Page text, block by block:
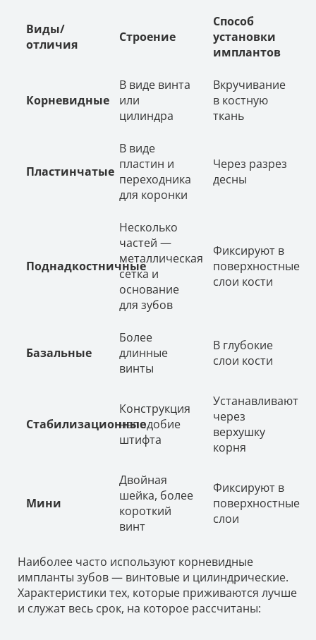
Виды/
отличия
Строение
Способ
установки
имплантов
Корневидные
В виде винта
или
цилиндра
Вкручивание
в костную
ткань
Пластинчатые
В виде
пластин и
переходника
для коронки
Через разрез
десны
Поднадкостничные
Несколько
частей —
металлическая
сетка и
основание
для зубов
Фиксируют в
поверхностные
слои кости
Базальные
Более
длинные
винты
В глубокие
слои кости
Стабилизационные
Конструкция
наподобие
штифта
Устанавливают
через
верхушку
корня
Мини
Двойная
шейка, более
короткий
винт
Фиксируют в
поверхностные
слои
Наиболее часто используют корневидные
импланты зубов — винтовые и цилиндрические.
Характеристики тех, которые приживаются лучше
и служат весь срок, на которое рассчитаны: